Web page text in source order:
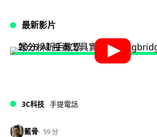
最新影片
3C科技 手提電話
藍骨 59 分